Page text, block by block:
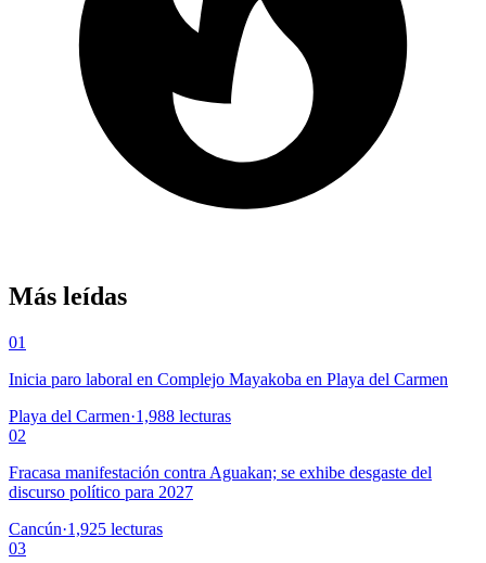
Más leídas
01
Inicia paro laboral en Complejo Mayakoba en Playa del Carmen
Playa del Carmen·1,988 lecturas
02
Fracasa manifestación contra Aguakan; se exhibe desgaste del
discurso político para 2027
Cancún·1,925 lecturas
03